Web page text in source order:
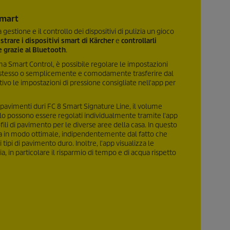
gestione e il controllo dei dispositivi di pulizia un gioco
i dispositivi smart di Kärchere controllarli
grazie al Bluetooth.
Smart Control, è possibile regolare le impostazioni
o semplicemente e comodamente trasferire dal
le impostazioni di pressione consigliate nell'app per
duri FC 8 Smart Signature Line, il volume
possono essere regolati individualmente tramite l'app
di pavimento per le diverse aree della casa. In questo
in modo ottimale, indipendentemente dal fatto che
di pavimento duro. Inoltre, l'app visualizza le
in particolare il risparmio di tempo e di acqua rispetto